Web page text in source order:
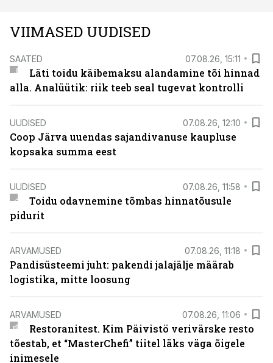
VIIMASED UUDISED
SAATED 07.08.26, 15:11
Läti toidu käibemaksu alandamine tõi hinnad
alla. Analüütik: riik teeb seal tugevat kontrolli
UUDISED 07.08.26, 12:10
Coop Järva uuendas sajandivanuse kaupluse
kopsaka summa eest
UUDISED 07.08.26, 11:58
Toidu odavnemine tõmbas hinnatõusule
pidurit
ARVAMUSED 07.08.26, 11:18
Pandisüsteemi juht: pakendi jalajälje määrab
logistika, mitte loosung
ARVAMUSED 07.08.26, 11:06
Restoranitest. Kim Päivistö verivärske resto
tõestab, et “MasterChefi” tiitel läks väga õigele
inimesele